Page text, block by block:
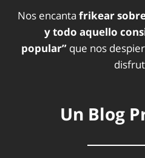
Nos encanta frikear
y todo aquello
popular” que nos
Un Blog